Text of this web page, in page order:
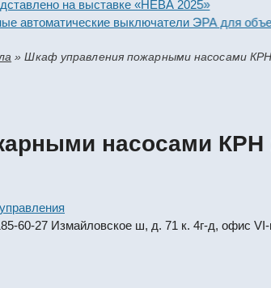
на выставке «НЕВА 2025»
выключатели ЭРА для объекта
»Шкаф управления пожарными насосами
насосами КРН
60-27 Измайловское ш, д. 71 к. 4г-д, офис VI-